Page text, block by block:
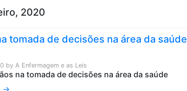
2020
tomada de decisões na área da saúde
by A Enfermagem e as Leis
→